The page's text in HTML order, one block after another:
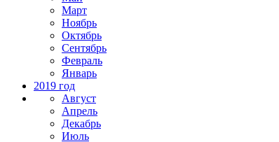
Март
Ноябрь
Октябрь
Сентябрь
Февраль
Январь
2019 год
Август
Апрель
Декабрь
Июль